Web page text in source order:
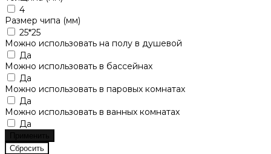
4
Размер чипа (мм)
25*25
Можно использовать на полу в душевой
Да
Можно использовать в бассейнах
Да
Можно использовать в паровых комнатах
Да
Можно использовать в ванных комнатах
Да